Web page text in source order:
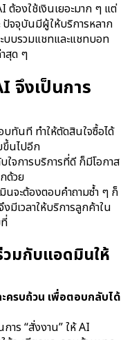
องใช้เงินเยอะมาก ๆ แต่
ปัจจุบันมีผู้ให้บริการหลาก
บบรวมแชทและแชทบอท
สุด ๆ
จึงเป็นการ
บทันที ทำให้ตัดสินใจซื้อได้
ขึ้นไปอีก
ใจการบริการที่ดี ก็มีโอกาส
ด้วย
จะต้องตอบคำถามซ้ำ ๆ ก็
เวลาให้บริการลูกค้าใน
มกับแอดมินให้
ครบถ้วน เพื่อตอบกลับได้
าร “สั่งงาน” ให้ AI